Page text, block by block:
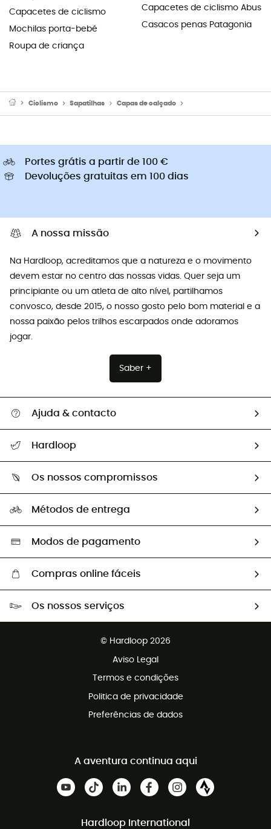
Capacetes de ciclismo
Mochilas porta-bebé
Roupa de criança
Capacetes de ciclismo Abus
Casacos penas Patagonia
Ciclismo Sapatilhas Capas de calçado
Portes grátis a partir de 100 €
Devoluções gratuitas em 100 dias
A nossa missão
Na Hardloop, acreditamos que a natureza e o movimento
devem estar no centro das nossas vidas. Quer seja um
principiante ou um atleta de alto nível, partilhamos
convosco, desde 2015, o nosso gosto pelo bom material e a
nossa paixão pelos trilhos escarpados onde adoramos
jogar.
Saber +
Ajuda & contacto
Guia de tamanhos
Trocas & Devoluções
Hardloop
Os nossos embaixadores
Os nossos compromissos
Seleção eco-responsável
Métodos de entrega
Modos de pagamento
Compras online fáceis
Os nossos serviços
© Hardloop 2026
Aviso Legal
Termos e condições
Politica de privacidade
Preferências de dados
A aventura continua aqui
Hardloop International